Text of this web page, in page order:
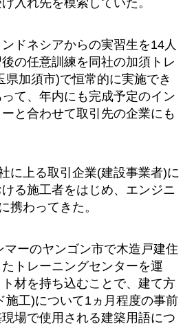
入れ先を模索していた。
ドネシアからの実習生を14人
の任意訓練を同社の加須トレ
県加須市)で恒常的に実施でき
て、年内にも完成予定のイン
と合わせて取引先の企業にも
に上る取引企業(建設事業者)に
る施工者をはじめ、エンジニ
携わってきた。
ーのヤンゴン市で木造戸建住
トレーニングセンターを運
材を持ち込むことで、建て方
施工)について1ヵ月程度の事前
場で使用される建築用語につ